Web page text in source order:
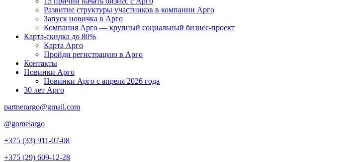
Развитие структуры участников в компании Арго
Запуск новичка в Арго
Компания Арго — крупный социальный бизнес-проект
Карта-скидка до 80%
Карта Арго
Пройди регистрацию в Арго
Контакты
Новинки Арго
Новинки Арго с апреля 2026 года
30 лет Арго
partnerargo@gmail.com
@gomelargo
+375 (33) 911-07-08
+375 (29) 609-12-28